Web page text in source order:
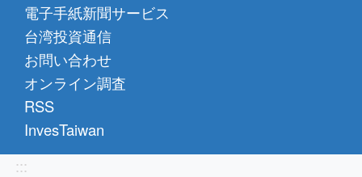
電子手紙新聞サービス
台湾投資通信
お問い合わせ
オンライン調査
RSS
InvesTaiwan
:::